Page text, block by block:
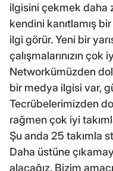
ilgisini çekmek daha
kendini kanıtlamış
ilgi görür. Yeni bir
çalışmalarınızın çok
Networkümüzden
bir medya ilgisi var,
Tecrübelerimizden
rağmen çok iyi
Şu anda 25 takımla
Daha üstüne
alacağız. Bizim